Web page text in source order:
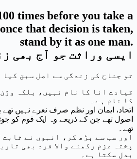
ایسی وراثت جو آج بھی
تو جناح کی زندگی سے اصل سبق کیا
قیادت انا کا نام نہیں، بلکہ
کا نام ہے۔
اتحاد، ایمان اور نظم صرف نعرے نہیں
اصول تھے جن کے ذریعے وہ ایک قوم کو
تھے۔
اور سب سے بڑھ کر، انہوں نے ثابت
پختہ عزم رکھنے والا فرد بھی
بدل سکتا ہے۔